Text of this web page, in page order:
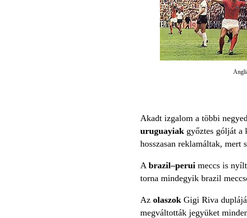
Akadt izgalom a többi
uruguayiak győztes gólját a
hosszasan reklamáltak,
A brazil–perui meccs is
torna mindegyik brazil
Az olaszok Gigi Riva
megváltották jegyüket